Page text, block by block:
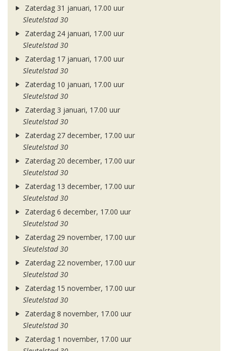
Zaterdag 31 januari, 17.00 uur
Sleutelstad 30
Zaterdag 24 januari, 17.00 uur
Sleutelstad 30
Zaterdag 17 januari, 17.00 uur
Sleutelstad 30
Zaterdag 10 januari, 17.00 uur
Sleutelstad 30
Zaterdag 3 januari, 17.00 uur
Sleutelstad 30
Zaterdag 27 december, 17.00 uur
Sleutelstad 30
Zaterdag 20 december, 17.00 uur
Sleutelstad 30
Zaterdag 13 december, 17.00 uur
Sleutelstad 30
Zaterdag 6 december, 17.00 uur
Sleutelstad 30
Zaterdag 29 november, 17.00 uur
Sleutelstad 30
Zaterdag 22 november, 17.00 uur
Sleutelstad 30
Zaterdag 15 november, 17.00 uur
Sleutelstad 30
Zaterdag 8 november, 17.00 uur
Sleutelstad 30
Zaterdag 1 november, 17.00 uur